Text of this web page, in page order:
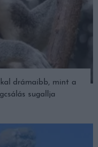
drámaibb, mint a
sugallja